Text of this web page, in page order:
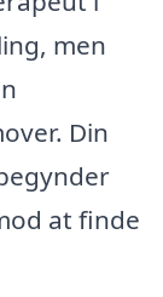
men
Din
at finde